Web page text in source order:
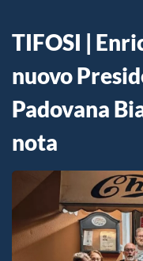
TIFOSI |
nuovo
Padovana
nota